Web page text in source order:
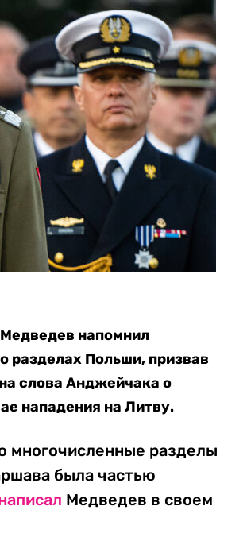
напомнил
разделах Польши, призвав
слова Анджейчака о
нападения на Литву.
многочисленные разделы
была частью
Медведев в своем